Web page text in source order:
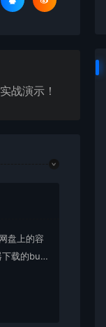
战演示！
盘上的容
载的bu